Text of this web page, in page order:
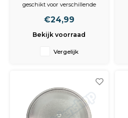
geschikt voor verschillende
Atag, Bauknecht, Cda, Cl,
KUEPPERSBUSCH,
Maytag, Miostar, Pelgrim,
€24,99
Bekijk voorraad
Vergelijk